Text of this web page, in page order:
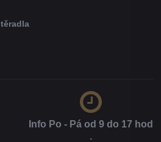
Info Po - Pá od 9 do 17 hod​
.